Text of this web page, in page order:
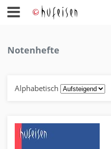
Notenhefte
Alphabetisch